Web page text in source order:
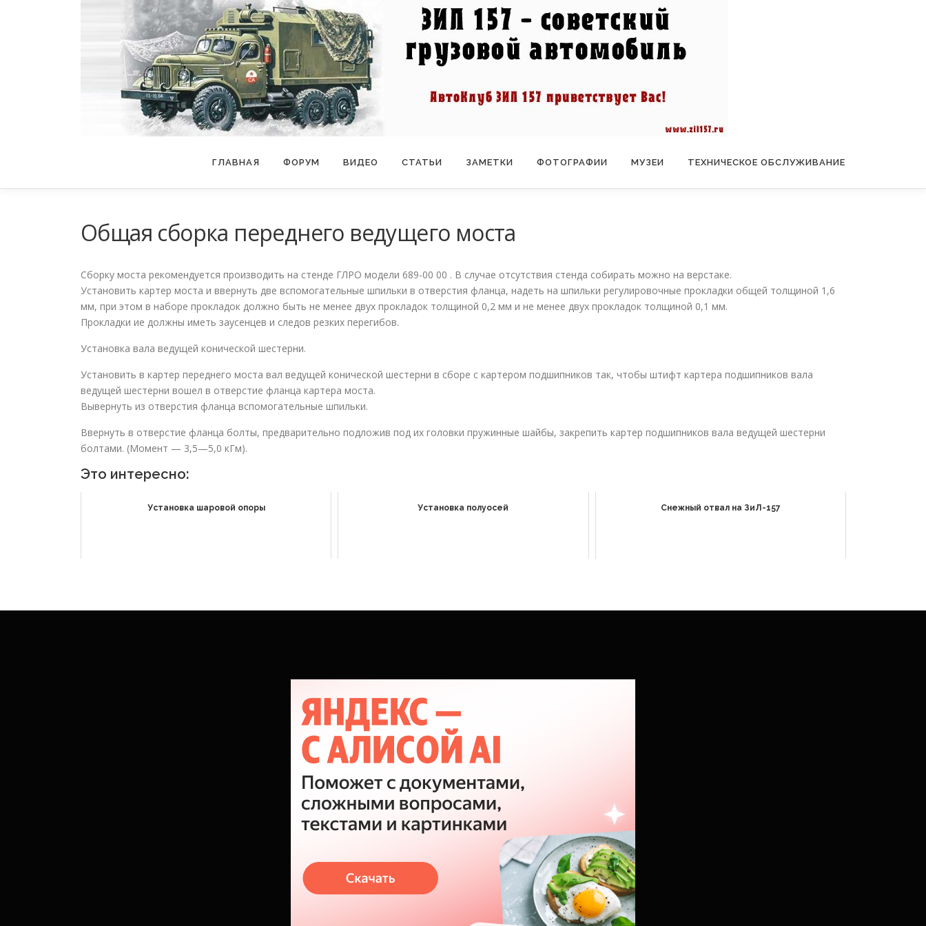
ГЛАВНАЯ ФОРУМ ВИДЕО СТАТЬИ ЗАМЕТКИ ФОТОГРАФИИ МУЗЕИ ТЕХНИЧЕСКОЕ ОБСЛУЖИВАНИЕ
Общая сборка переднего ведущего моста
Сборку моста рекомендуется произво­дить на стенде ГЛРО модели 689-00 00 . В случае отсутствия стенда со­бирать можно на верстаке.
Установить картер моста и ввернуть две вспомогательные шпильки в отверстия фланца, надеть на шпильки регулировочные прокладки общей толщиной 1,6
мм, при этом в наборе прокладок должно быть не менее двух прокладок толщиной 0,2 мм и не менее двух прокладок толщиной 0,1 мм.
Прокладки ие должны иметь заусенцев и следов резких перегибов.
Установка вала ведущей ко­нической шестерни.
Установить в картер переднего моста вал ведущей кони­ческой шестерни в сборе с картером под­шипников так, чтобы штифт картера под­шипников вала
ведущей шестерни вошел в отверстие фланца картера моста.
Вывернуть из отверстия фланца вспомо­гательные шпильки.
Ввернуть в отверстие фланца болты, предварительно подложив под их головки пружинные шайбы, закре­пить картер подшипников вала ведущей шестерни
болтами. (Момент — 3,5—5,0 кГм).
Это интересно:
Установка шаровой опоры Установка полуосей Снежный отвал на ЗиЛ-157